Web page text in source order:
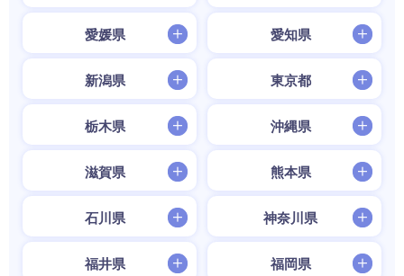
愛媛県 愛知県
新潟県 東京都
栃木県 沖縄県
滋賀県 熊本県
石川県 神奈川県
福井県 福岡県